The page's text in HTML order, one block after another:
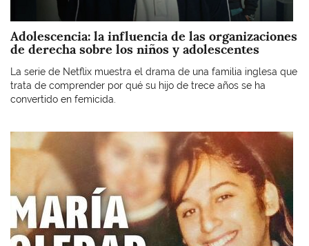
Adolescencia: la influencia de las organizaciones
de derecha sobre los niños y adolescentes
La serie de Netflix muestra el drama de una familia inglesa que
trata de comprender por qué su hijo de trece años se ha
convertido en femicida.
Imagen